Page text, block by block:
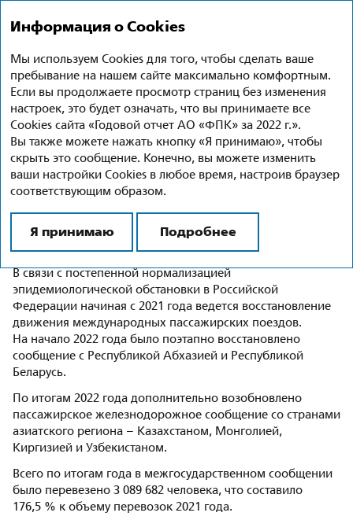
Международное
сотрудничество
Международное сообщение
3,09 млн пассажиров
в 2022 году (+76,5 % к 2021 году)
В связи с постепенной нормализацией
эпидемиологической обстановки в Российской
Федерации начиная с 2021 года ведется восстановление
движения международных пассажирских поездов.
На начало 2022 года было поэтапно восстановлено
сообщение с Республикой Абхазией и Республикой
Беларусь.
По итогам 2022 года дополнительно возобновлено
пассажирское железнодорожное сообщение со странами
азиатского региона – Казахстаном, Монголией,
Киргизией и Узбекистаном.
Всего по итогам года в межгосударственном сообщении
было перевезено 3 089 682 человека, что составило
176,5 % к объему перевозок 2021 года.
Информация о Cookies
Мы используем Cookies для того, чтобы сделать ваше
пребывание на нашем сайте максимально комфортным.
Если вы продолжаете просмотр страниц без изменения
настроек, это будет означать, что вы принимаете все
Cookies сайта «Годовой отчет АО «ФПК» за 2022 г.».
Вы также можете нажать кнопку «Я принимаю», чтобы
скрыть это сообщение. Конечно, вы можете изменить
ваши настройки Cookies в любое время, настроив браузер
соответствующим образом.
Я принимаю Подробнее